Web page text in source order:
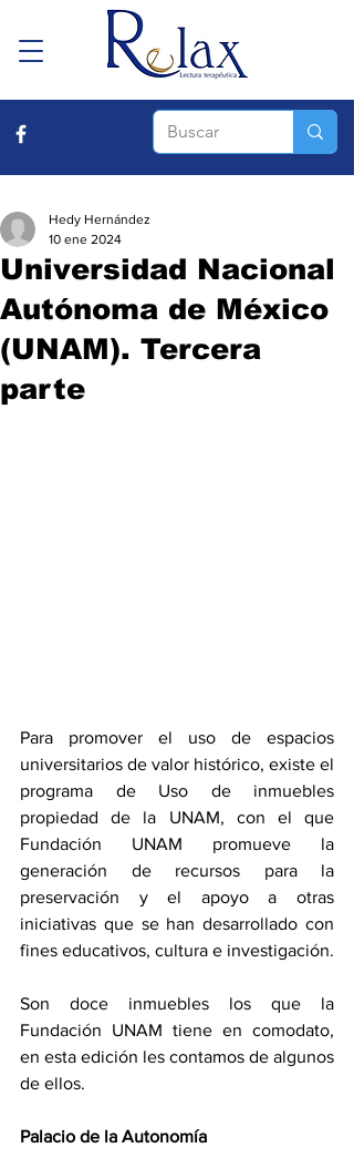
Universidad Nacional
Autónoma de México
(UNAM). Tercera
parte
Hedy Hernández
10 ene 2024
Para promover el uso de espacios
universitarios de valor histórico, existe el
programa de Uso de inmuebles
propiedad de la UNAM, con el que
Fundación UNAM promueve la
generación de recursos para la
preservación y el apoyo a otras
iniciativas que se han desarrollado con
fines educativos, cultura e investigación.
Son doce inmuebles los que la
Fundación UNAM tiene en comodato,
en esta edición les contamos de algunos
de ellos.
Palacio de la Autonomía